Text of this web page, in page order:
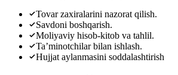
Tovar zaxiralarini nazorat qilish.
Savdoni boshqarish.
Moliyaviy hisob-kitob va tahlil.
Ta’minotchilar bilan ishlash.
Hujjat aylanmasini soddalashtirish